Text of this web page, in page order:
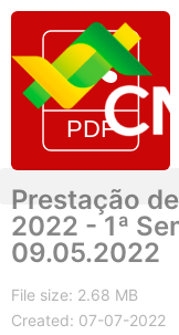
Prestação
2022 - 1ª
09.05.2022
File size: 2.68 MB
Created: 07-07-2022